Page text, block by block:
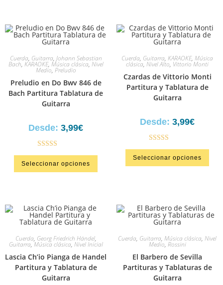
Cuerda, Guitarra, Johann Sebastian
Bach, KARAOKE, Música clásica, Nivel
Medio, Preludio
Preludio en Do Bwv 846 de
Bach Partitura Tablatura de
Guitarra
Desde: 3,99€
Valorado en
5.00de 5
Seleccionar opciones
Cuerda, Guitarra, KARAOKE, Música
clásica, Nivel Alto, Vittorio Monti
Czardas de Vittorio Monti
Partitura y Tablatura de
Guitarra
Desde: 3,99€
Valorad
o en
Seleccionar opciones
Cuerda, Georg Friedrich Händel,
Guitarra,Música clásica, Nivel Inicial
Lascia Ch’io Pianga de Handel
Partitura y Tablatura de
Guitarra
Cuerda, Guitarra, Música clásica, Nivel
Medio, Rossini
El Barbero de Sevilla
Partituras y Tablaturas de
Guitarra